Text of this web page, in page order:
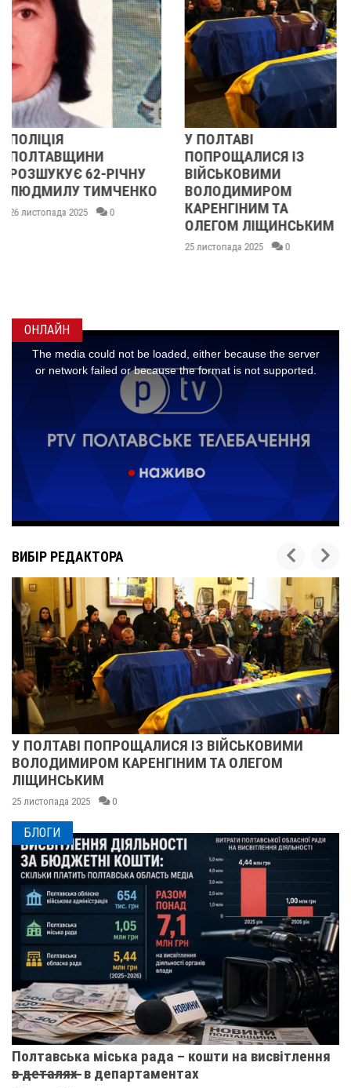
У ПОЛТАВІ
ПОПРОЩАЛИСЯ ІЗ
ВІЙСЬКОВИМИ
ВОЛОДИМИРОМ
КАРЕНГІНИМ ТА
ОЛЕГОМ ЛІЩИНСЬКИМ
У ПОЛТАВІ
ПОПРОЩАЛИСЯ ІЗ
БІЙЦЯМИ
ОЛЕКСАНДРОМ
ІВАЩЕНКОМ,
ДМИТРОМ
КИСЛИЧЕНКОМ ТА
ОНЛАЙН
ВИБІР РЕДАКТОРА
У ПОЛТАВІ ПОПРОЩАЛИСЯ ІЗ ВІЙСЬКОВИМИ
ВОЛОДИМИРОМ КАРЕНГІНИМ ТА ОЛЕГОМ
ЛІЩИНСЬКИМ
25 листопада 2025 0
БЛОГИ
Полтавська міська рада – кошти на висвітлення
в̶ ̶д̶е̶т̶а̶л̶я̶х̶ ̶ в департаментах